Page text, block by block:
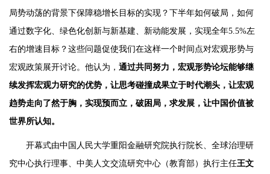
局势动荡的背景下保障稳增长目标的实现？下半年如何破局，如何
通过数字化、绿色化创新与新基建、新动能发展，实现全年5.5%左
右的增速目标？这些问题促使我们在这样一个时间点对宏观形势与
宏观政策展开讨论。他认为， 通过共同努力，宏观形势论坛能够继
续发挥宏观力研究的优势，让思考碰撞成果立于时代潮头，让宏观
趋势走向了然于胸，实现预而立，破困局，求发展，让中国价值被
世界所认知。
开幕式由中国人民大学重阳金融研究院执行院长、全球治理研
究中心执行理事、中美人文交流研究中心（教育部）执行主任王文